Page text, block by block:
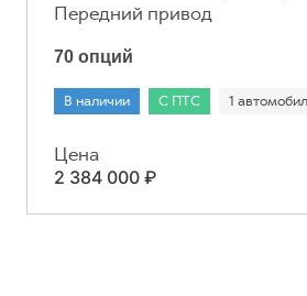
Передний привод
70 опций
В наличии С ПТС 1
Цена
2 384 000 ₽